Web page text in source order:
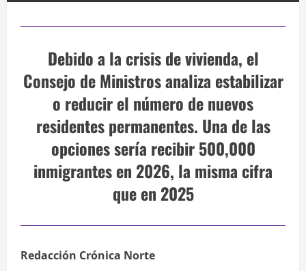
Debido a la crisis de vivienda, el
Consejo de Ministros analiza estabilizar
o reducir el número de nuevos
residentes permanentes. Una de las
opciones sería recibir 500,000
inmigrantes en 2026, la misma cifra
que en 2025
Redacción Crónica Norte